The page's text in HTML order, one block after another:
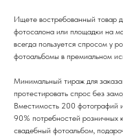
Ищете востребованный товар
фотосалона или площадки на
всегда пользуется спросом у
фотоальбомы в премиальном
Минимальный тираж для заказа
протестировать спрос без
Вместимость 200 фотографий
90% потребностей розничных
свадебный фотоальбом,